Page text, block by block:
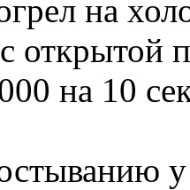
на
открытой
на 10